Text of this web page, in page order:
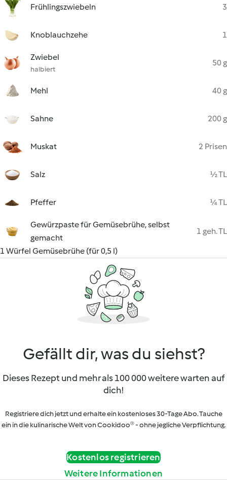
Frühlingszwiebeln 3
Knoblauchzehe 1
Zwiebel
halbiert
50 g
Mehl 40 g
Sahne 200 g
Muskat 2 Prisen
Salz ½ TL
Pfeffer ¼ TL
Gewürzpaste für Gemüsebrühe, selbst
gemacht
1 geh. TL
1 Würfel Gemüsebrühe (für 0,5 l)
Gefällt dir, was du siehst?
Dieses Rezept und mehr als 100 000 weitere warten auf
dich!
Registriere dich jetzt und erhalte ein kostenloses 30-Tage Abo. Tauche
ein in die kulinarische Welt von Cookidoo® - ohne jegliche Verpflichtung.
Kostenlos registrieren
Weitere Informationen